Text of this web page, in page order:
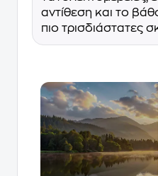
αντίθεση και το
πιο τρισδιάστατες